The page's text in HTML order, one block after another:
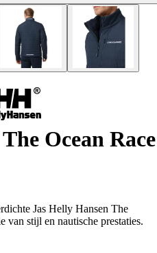
Ocean Race
Jas Helly Hansen The
van stijl en nautische prestaties.